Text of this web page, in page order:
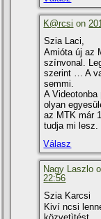
K@rcsi on
Szia Laci,
Amióta új az
szí­nvonal.
szerint … A
semmi.
A
olyan
az MTK már
tudja mi lesz.
Válasz
Nagy Laszlo
22:56
Szia Karcsi
Kiví ncsi